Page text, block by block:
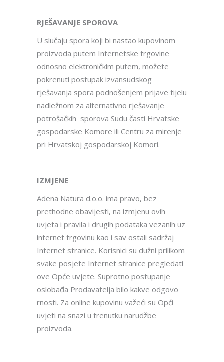
RJEŠAVANJE SPOROVA
U slučaju spora koji bi nastao kupovinom
proizvoda putem Internetske trgovine
odnosno elektroničkim putem, možete
pokrenuti postupak izvansudskog
rješavanja spora podnošenjem prijave tijelu
nadležnom za alternativno rješavanje
potrošačkih sporova Sudu časti Hrvatske
gospodarske Komore ili Centru za mirenje
pri Hrvatskoj gospodarskoj Komori.
IZMJENE
Adena Natura d.o.o. ima pravo, bez
prethodne obavijesti, na izmjenu ovih
uvjeta i pravila i drugih podataka vezanih uz
internet trgovinu kao i sav ostali sadržaj
Internet stranice. Korisnici su dužni prilikom
svake posjete Internet stranice pregledati
ove Opće uvjete. Suprotno postupanje
oslobađa Prodavatelja bilo kakve odgovo
rnosti. Za online kupovinu važeći su Opći
uvjeti na snazi u trenutku narudžbe
proizvoda.